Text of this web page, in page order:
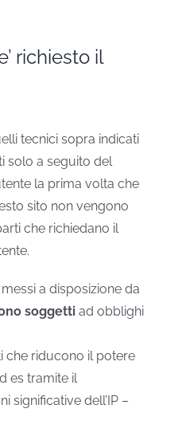
richiesto il
tecnici sopra indicati
solo a seguito del
la prima volta che
sito non vengono
che richiedano il
a disposizione da
soggetti ad obblighi
che riducono il potere
es tramite il
significative dell’IP –